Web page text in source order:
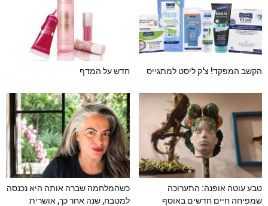
הקשב המפקד! צ'ק ליסט למתגייס חדש על המדף
טבע עוטה אופנה: התערוכה
שמפיחה חיים חדשים באוסף
כשהמלחמה שברה אותה היא נכנסה
למטבח, שנה אחר כך, אושרית